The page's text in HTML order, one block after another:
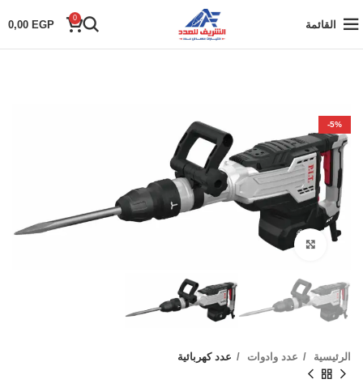
القائمة
0
0,00 EGP
-5%
Click to enlarge
الرئيسية عدد وادوات عدد كهربائية